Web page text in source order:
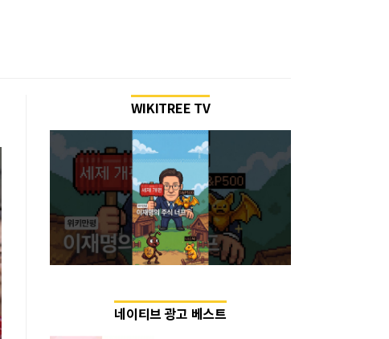
WIKITREE TV
네이티브 광고 베스트